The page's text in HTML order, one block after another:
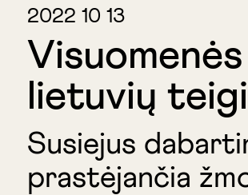
2022 10 13
lietuvių
Susiejus
prastėjančia